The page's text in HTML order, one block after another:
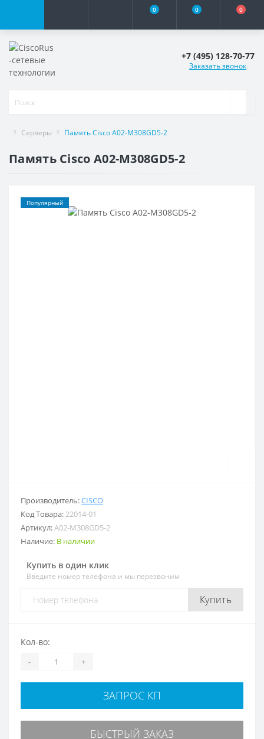
0 0 0
+7 (495) 128-70-77
Заказать звонок
Серверы Память Cisco A02-M308GD5-2
Память Cisco A02-M308GD5-2
Популярный
Производитель:CISCO
Код Товара:22014-01
Артикул:A02-M308GD5-2
Наличие: В наличии
Купить в один клик
Введите номер телефона и мы перезвоним
Купить
Кол-во:
- +
ЗАПРОС КП
БЫСТРЫЙ ЗАКАЗ